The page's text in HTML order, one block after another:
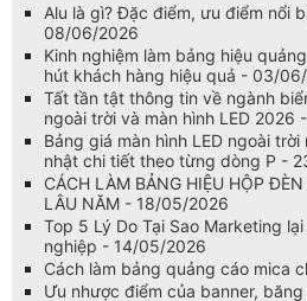
Alu là gì? Đặc điểm, ưu điểm nổi
08/06/2026
Kinh nghiệm làm bảng hiệu
hút khách hàng hiệu quả - 03/
Tất tần tật thông tin về ngành
ngoài trời và màn hình LED 2026
Bảng giá màn hình LED ngoài
nhật chi tiết theo từng dòng P -
CÁCH LÀM BẢNG HIỆU HỘP
LÂU NĂM - 18/05/2026
Top 5 Lý Do Tại Sao Marketing
nghiệp - 14/05/2026
Cách làm bảng quảng cáo mica
Ưu nhược điểm của banner,